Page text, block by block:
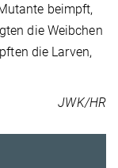
beimpft,
die Weibchen
die Larven,
JWK/HR